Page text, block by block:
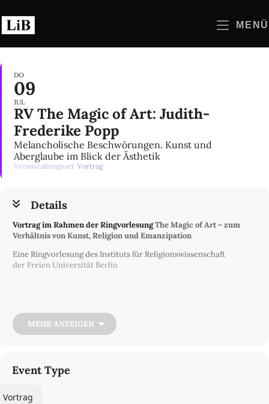
Inhalt
springen
MENÜ
DO
09
JUL
RV The Magic of Art: Judith-
Frederike Popp
Melancholische Beschwörungen. Kunst und
Aberglaube im Blick der Ästhetik
Veranstaltungsart Vortrag
Details
Vortrag im Rahmen der RingvorlesungThe Magic of Art – zum
Verhältnis von Kunst, Religion und Emanzipation
Eine Ringvorlesung des Instituts für Religionswissenschaft
der Freien Universität Berlin
Melancholische Beschwörungen. Kunst und Aberglaube im Blick
der Ästhetik
Fachbereich Philosophie und Geisteswissenschaften,
MEHR ANZEIGEN
Event Type
Vortrag